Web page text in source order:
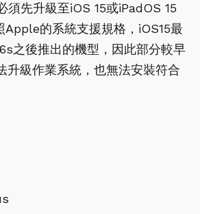
須先升級至iOS 15或iPadOS 15
Apple的系統支援規格，iOS15最
之後推出的機型，因此部分較早
升級作業系統，也無法安裝符合